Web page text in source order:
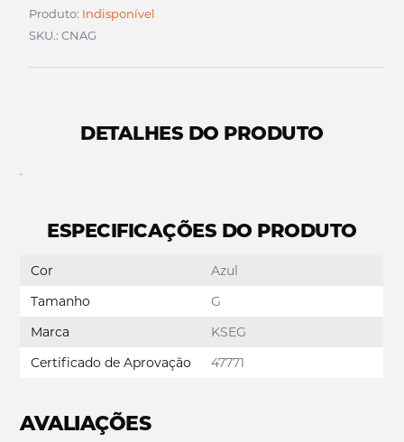
Produto: Indisponível
SKU.: CNAG
DETALHES DO PRODUTO
.
ESPECIFICAÇÕES DO PRODUTO
Cor
Azul
Tamanho
G
Marca
KSEG
Certificado de Aprovação
47771
AVALIAÇÕES